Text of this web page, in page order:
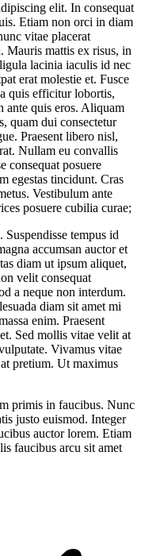
elit. In consequat
Etiam non orci in diam
vitae placerat
Mauris mattis ex risus, in
lacinia iaculis id nec
erat molestie et. Fusce
quis efficitur lobortis,
ante quis eros. Aliquam
quam dui consectetur
Praesent libero nisl,
Nullam eu convallis
consequat posuere
egestas tincidunt. Cras
Vestibulum ante
posuere cubilia curae;
tempus id
accumsan auctor et
diam ut ipsum aliquet,
velit consequat
a neque non interdum.
diam sit amet mi
enim. Praesent
Sed mollis vitae velit at
Vivamus vitae
pretium. Ut maximus
primis in faucibus. Nunc
justo euismod. Integer
auctor lorem. Etiam
faucibus arcu sit amet